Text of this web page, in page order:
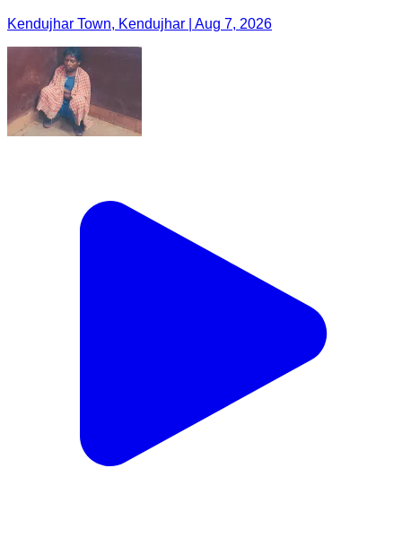
Kendujhar Town, Kendujhar | Aug 7, 2026